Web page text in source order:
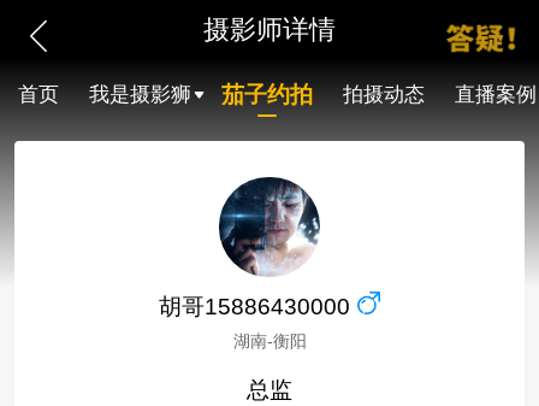
摄影师详情
首页 我是摄影狮 茄子约拍 拍摄动态 直播案例
胡哥15886430000
湖南-衡阳
总监